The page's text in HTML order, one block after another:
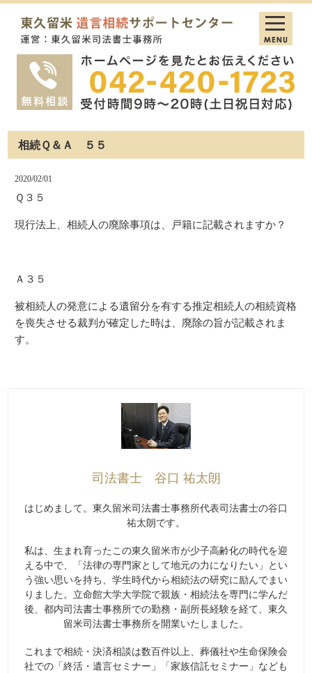
相続Ｑ＆Ａ ５５
2020/02/01
Ｑ３５
現行法上、相続人の廃除事項は、戸籍に記載されますか？
Ａ３５
被相続人の発意による遺留分を有する推定相続人の相続資格
を喪失させる裁判が確定した時は、廃除の旨が記載されま
す。
司法書士 谷口 祐太朗
はじめまして。東久留米司法書士事務所代表司法書士の谷口
祐太朗です。
私は、生まれ育ったこの東久留米市が少子高齢化の時代を迎
える中で、「法律の専門家として地元の力になりたい」とい
う強い思いを持ち、学生時代から相続法の研究に励んでまい
りました。立命館大学大学院で親族・相続法を専門に学んだ
後、都内司法書士事務所での勤務・副所長経験を経て、東久
留米司法書士事務所を開業いたしました。
これまで相続・決済相談は数百件以上、葬儀社や生命保険会
社での「終活・遺言セミナー」「家族信託セミナー」なども